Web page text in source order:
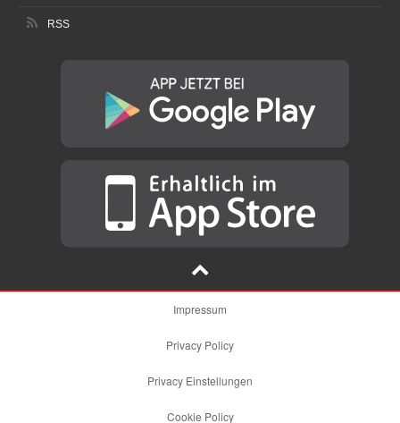
RSS
Impressum
Privacy Policy
Privacy Einstellungen
Cookie Policy